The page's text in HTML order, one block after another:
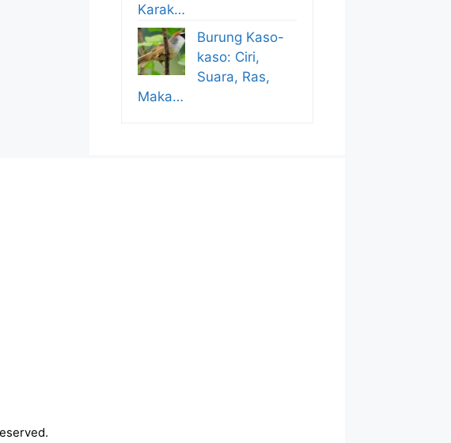
Karak…
Burung Kaso-
kaso: Ciri,
Suara, Ras,
Maka…